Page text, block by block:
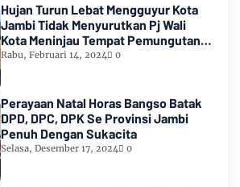
Hujan Turun Lebat Mengguyur Kota
Jambi Tidak Menyurutkan Pj Wali
Kota Meninjau Tempat Pemungutan
Suara Pemilu 2024
Rabu, Februari 14, 2024 0
Perayaan Natal Horas Bangso Batak
DPD, DPC, DPK Se Provinsi Jambi
Penuh Dengan Sukacita
Selasa, Desember 17, 2024 0